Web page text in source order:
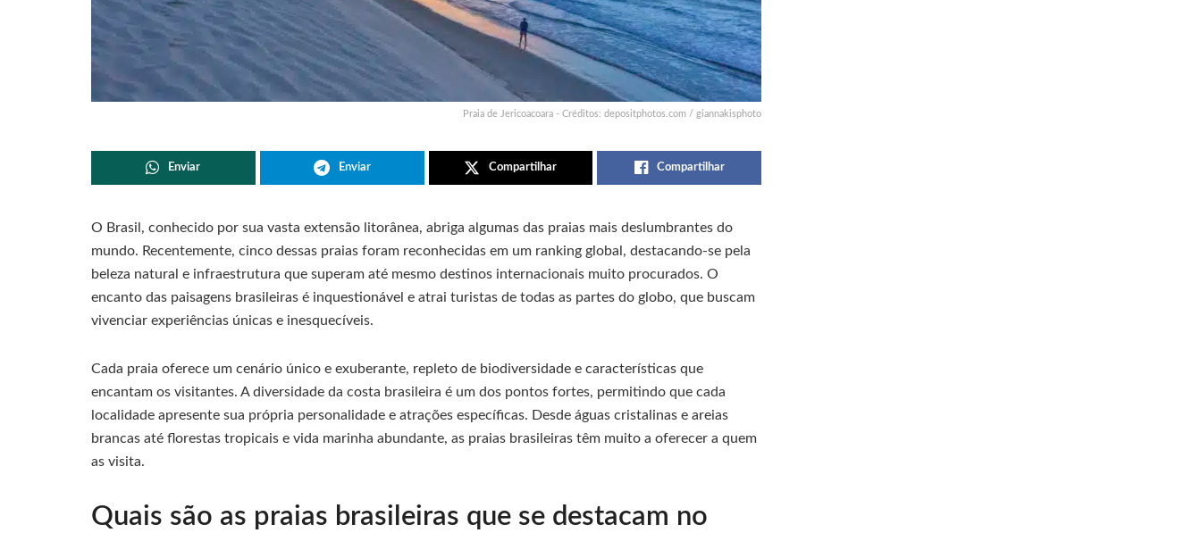
Praia de Jericoacoara - Créditos: depositphotos.com / giannakisphoto
Enviar Enviar Compartilhar Compartilhar
O Brasil, conhecido por sua vasta extensão litorânea, abriga algumas das praias mais deslumbrantes do
mundo. Recentemente, cinco dessas praias foram reconhecidas em um ranking global, destacando-se pela
beleza natural e infraestrutura que superam até mesmo destinos internacionais muito procurados. O
encanto das paisagens brasileiras é inquestionável e atrai turistas de todas as partes do globo, que buscam
vivenciar experiências únicas e inesquecíveis.
Cada praia oferece um cenário único e exuberante, repleto de biodiversidade e características que
encantam os visitantes. A diversidade da costa brasileira é um dos pontos fortes, permitindo que cada
localidade apresente sua própria personalidade e atrações específicas. Desde águas cristalinas e areias
brancas até florestas tropicais e vida marinha abundante, as praias brasileiras têm muito a oferecer a quem
as visita.
Quais são as praias brasileiras que se destacam no